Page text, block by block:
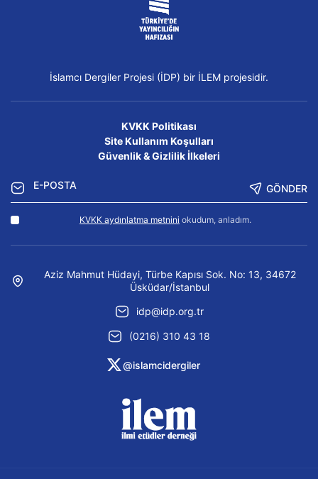
İslamcı Dergiler Projesi (İDP) bir İLEM projesidir.
KVKK Politikası
Site Kullanım Koşulları
Güvenlik & Gizlilik İlkeleri
GÖNDER
KVKK aydınlatma metnini okudum, anladım.
Aziz Mahmut Hüdayi, Türbe Kapısı Sok. No: 13, 34672
Üsküdar/İstanbul
idp@idp.org.tr
(0216) 310 43 18
@islamcidergiler